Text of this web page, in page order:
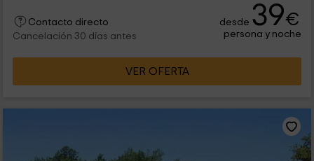
Contacto directo
Cancelación 30 días antes
desde 39€
persona y noche
VER OFERTA